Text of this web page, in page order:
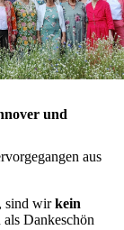
und
aus
sind wirkein
Dankeschön